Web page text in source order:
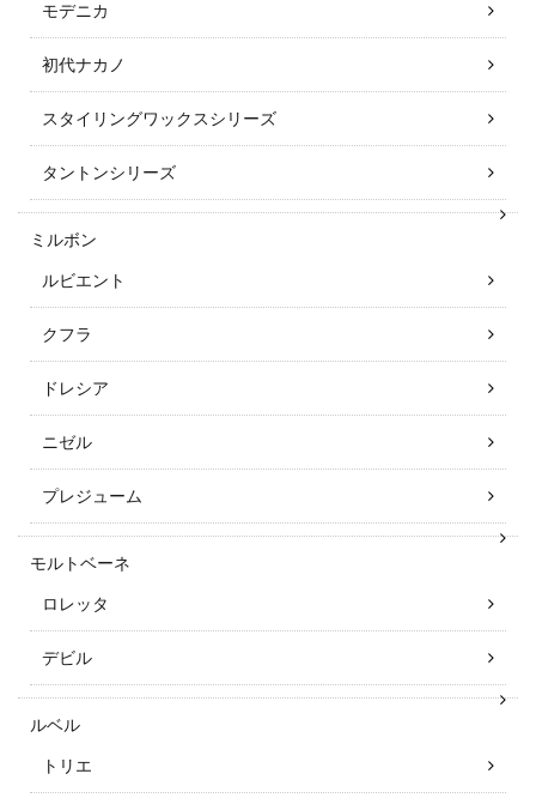
モデニカ
初代ナカノ
スタイリングワックスシリーズ
タントンシリーズ
ミルボン
ルビエント
クフラ
ドレシア
ニゼル
プレジューム
モルトベーネ
ロレッタ
デビル
ルベル
トリエ